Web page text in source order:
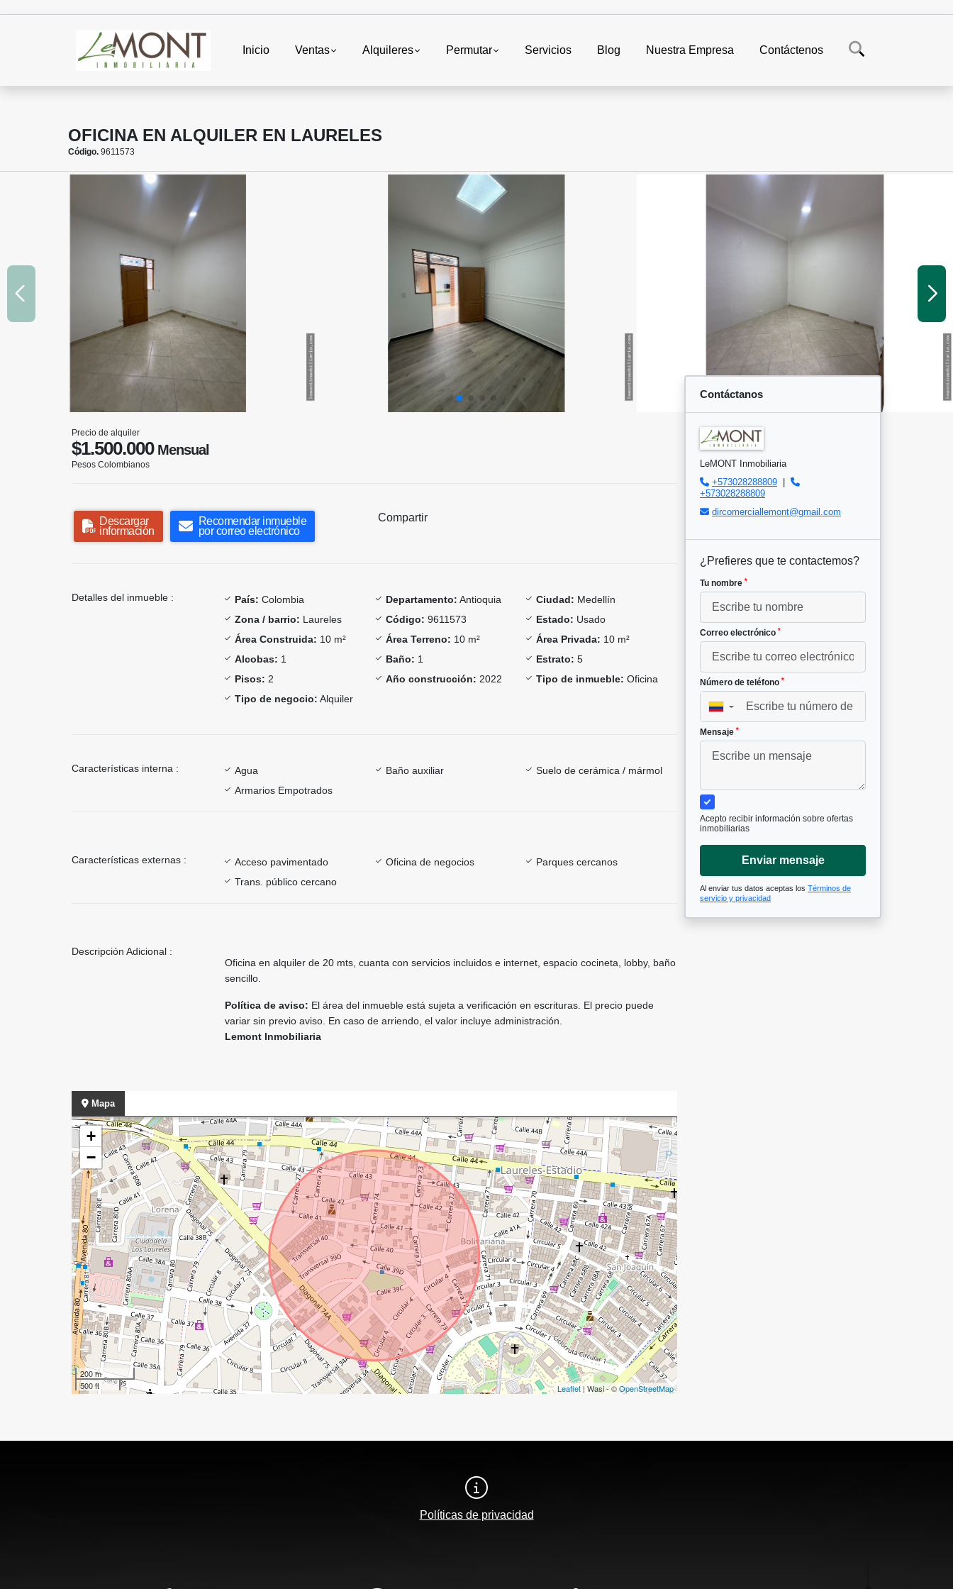
Inicio Ventas Alquileres Permutar Servicios Blog Nuestra Empresa Contáctenos
OFICINA EN ALQUILER EN LAURELES
Código. 9611573
Precio de alquiler
$1.500.000Mensual
Pesos Colombianos
Descargar
información
Recomendar inmueble
por correo electrónico
Compartir
Detalles del inmueble : País: Colombia Departamento: Antioquia Ciudad: Medellín
Zona / barrio: Laureles Código: 9611573 Estado: Usado
Área Construida: 10 m² Área Terreno: 10 m² Área Privada: 10 m²
Alcobas: 1 Baño: 1 Estrato: 5
Pisos: 2 Año construcción: 2022 Tipo de inmueble: Oficina
Tipo de negocio: Alquiler
Características interna : Agua Baño auxiliar
Suelo de cerámica / mármol
Armarios Empotrados
Características externas : Acceso pavimentado Oficina de negocios
Parques cercanos
Trans. público cercano
Descripción Adicional :
Oficina en alquiler de 20 mts, cuanta con servicios incluidos e internet, espacio cocineta, lobby, baño
sencillo.
Política de aviso: El área del inmueble está sujeta a verificación en escrituras. El precio puede
variar sin previo aviso. En caso de arriendo, el valor incluye administración.
Lemont Inmobiliaria
Mapa
+
−
200 m
500 ft
Leaflet | Wasi - ©OpenStreetMap
Contáctanos
LeMONT Inmobiliaria
+573028288809
+573028288809
dircomerciallemont@gmail.com
¿Prefieres que te contactemos?
Tu nombre *
Correo electrónico *
Número de teléfono *
▼
Mensaje *
Acepto recibir información sobre ofertas
inmobiliarias
Enviar mensaje
Al enviar tus datos aceptas los Términos de
servicio y privacidad
Políticas de privacidad